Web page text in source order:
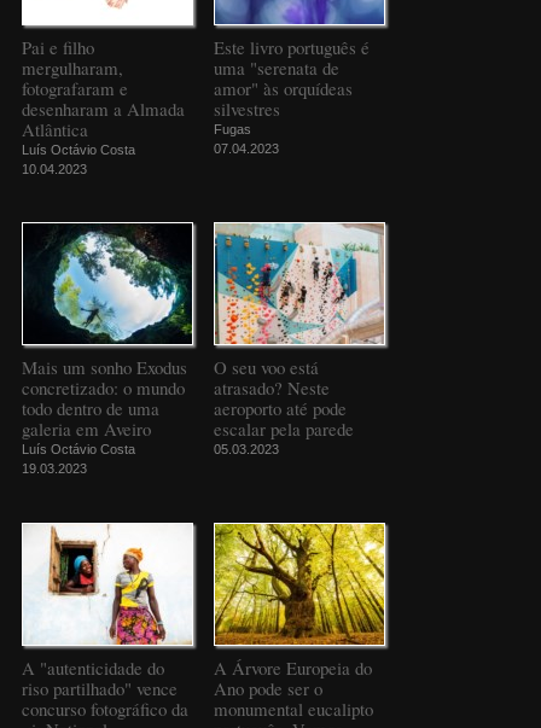
Pai e filho
mergulharam,
fotografaram e
desenharam a Almada
Atlântica
Luís Octávio Costa
10.04.2023
Este livro português é
uma "serenata de
amor" às orquídeas
silvestres
Fugas
07.04.2023
Mais um sonho Exodus
concretizado: o mundo
todo dentro de uma
galeria em Aveiro
Luís Octávio Costa
19.03.2023
O seu voo está
atrasado? Neste
aeroporto até pode
escalar pela parede
05.03.2023
A "autenticidade do
riso partilhado" vence
concurso fotográfico da
A Árvore Europeia do
Ano pode ser o
monumental eucalipto